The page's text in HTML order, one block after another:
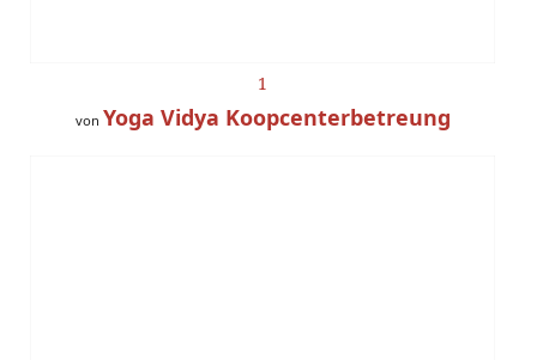
1
von Yoga Vidya Koopcenterbetreung